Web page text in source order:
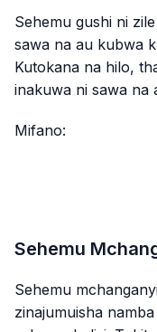
Sehemu gushi ni
sawa na au kubwa
Kutokana na hilo,
inakuwa ni sawa na
Mifano:
Sehemu
Sehemu
zinajumuisha